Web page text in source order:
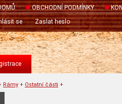
OBCHODNÍ PODMÍNKY
se
Zaslat heslo
Rámy + Ostatní části +